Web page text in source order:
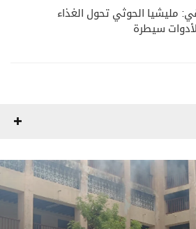
مليشيا الحوثي تحول الغذاء
سيطرة